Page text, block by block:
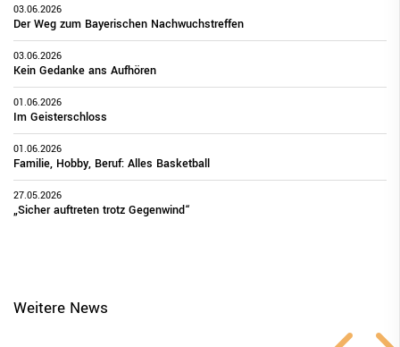
03.06.2026
Der Weg zum Bayerischen Nachwuchstreffen
03.06.2026
Kein Gedanke ans Aufhören
01.06.2026
Im Geisterschloss
01.06.2026
Familie, Hobby, Beruf: Alles Basketball
27.05.2026
„Sicher auftreten trotz Gegenwind“
Weitere News